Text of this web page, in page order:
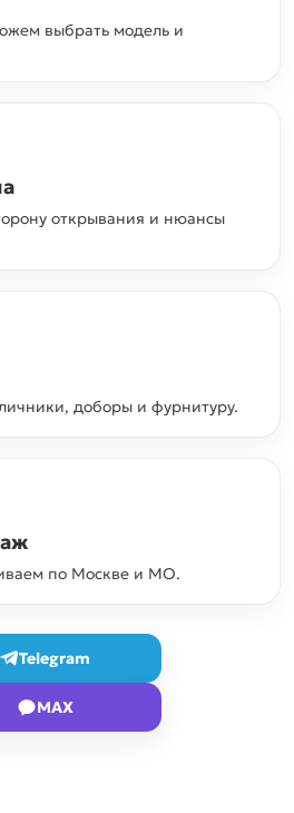
выбрать модель и
открывания и нюансы
доборы и фурнитуру.
по Москве и МО.
Telegram
MAX